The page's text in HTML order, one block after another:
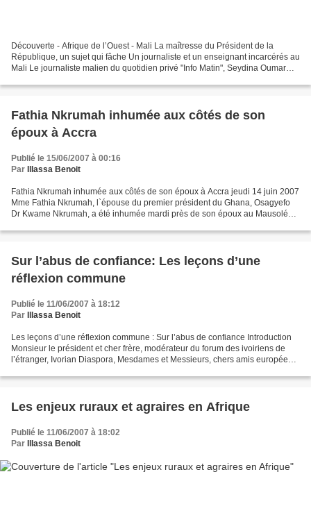
Découverte - Afrique de l’Ouest - Mali La maîtresse du Président de la
République, un sujet qui fâche Un journaliste et un enseignant incarcérés au
Mali Le journaliste malien du quotidien privé "Info Matin", Seydina Oumar
Fathia Nkrumah inhumée aux côtés de son
époux à Accra
Publié le 15/06/2007 à 00:16
Par Illassa Benoit
Fathia Nkrumah inhumée aux côtés de son époux à Accra jeudi 14 juin 2007
Mme Fathia Nkrumah, l`épouse du premier président du Ghana, Osagyefo
Dr Kwame Nkrumah, a été inhumée mardi près de son époux au Mausolée
Sur l’abus de confiance: Les leçons d’une
réflexion commune
Publié le 11/06/2007 à 18:12
Par Illassa Benoit
Les leçons d’une réflexion commune : Sur l’abus de confiance Introduction
Monsieur le président et cher frère, modérateur du forum des ivoiriens de
l’étranger, Ivorian Diaspora, Mesdames et Messieurs, chers amis européens,
Les enjeux ruraux et agraires en Afrique
Publié le 11/06/2007 à 18:02
Par Illassa Benoit